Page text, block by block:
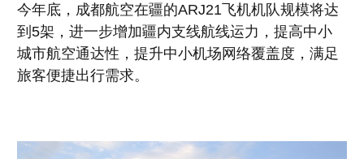
今年底，成都航空在疆的ARJ21飞机机队规模将达
到5架，进一步增加疆内支线航线运力，提高中小
城市航空通达性，提升中小机场网络覆盖度，满足
旅客便捷出行需求。